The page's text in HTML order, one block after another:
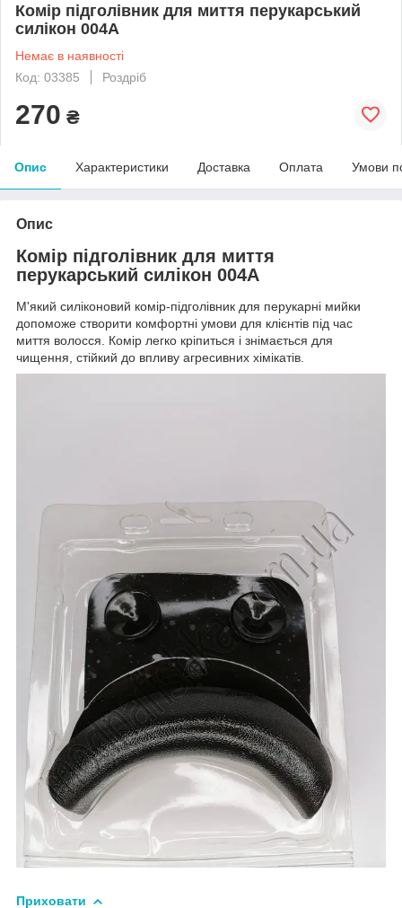
Комір підголівник для миття перукарський
силікон 004А
Немає в наявності
Код: 03385
Роздріб
270 ₴
Опис Характеристики Доставка Оплата Умови
Опис
Комір підголівник для миття
перукарський силікон 004А
М'який силіконовий комір-підголівник для перукарні мийки
допоможе створити комфортні умови для клієнтів під час
миття волосся. Комір легко кріпиться і знімається для
чищення, стійкий до впливу агресивних хімікатів.
Приховати